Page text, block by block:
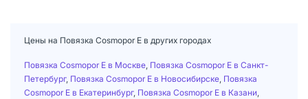
Цены на Повязка Cosmopor Е в других городах
Повязка Cosmopor Е в Москве Повязка Cosmopor Е в Санкт-
Петербург, Повязка Cosmopor Е в Новосибирске Повязка
Cosmopor Е в Екатеринбург, Повязка Cosmopor Е в Казани